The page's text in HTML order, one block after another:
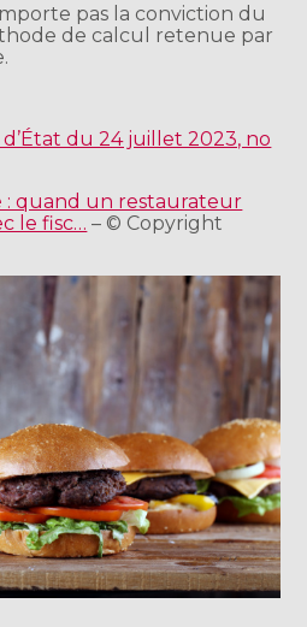
pas la conviction du
de calcul retenue par
du 24 juillet 2023, no
: quand un restaurateur
le fisc… – © Copyright